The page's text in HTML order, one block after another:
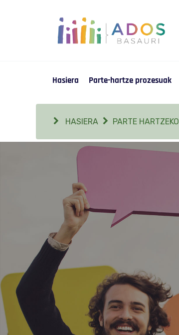
Hasiera Parte-hartze prozesuak
HASIERA PARTE HARTZEKO